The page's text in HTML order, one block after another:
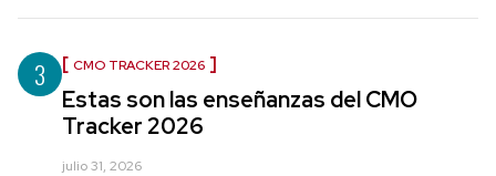
3 CMO TRACKER 2026
Estas son las enseñanzas del CMO
Tracker 2026
julio 31, 2026